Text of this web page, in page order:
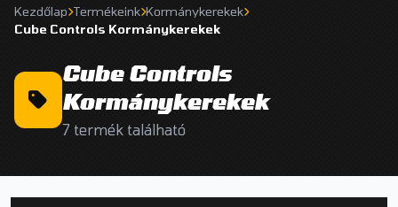
Kezdőlap Termékeink Kormánykerekek
Cube Controls Kormánykerekek
Cube Controls
Kormánykerekek
7 termék található